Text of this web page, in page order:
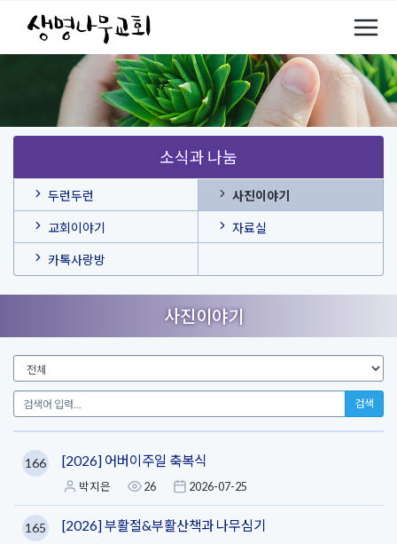
소식과 나눔
두런두런 사진이야기
교회이야기 자료실
카톡사랑방
사진이야기
색
검색
166 [2026] 어버이주일 축복식
박지은 26 2026-07-25
165 [2026] 부활절&부활산책과 나무심기